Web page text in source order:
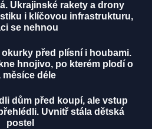
Ukrajinské rakety a drony
i klíčovou infrastrukturu,
se nehnou
před plísní i houbami.
hnojivo, po kterém plodí o
měsíce déle
dům před koupí, ale vstup
Uvnitř stála dětská
postel